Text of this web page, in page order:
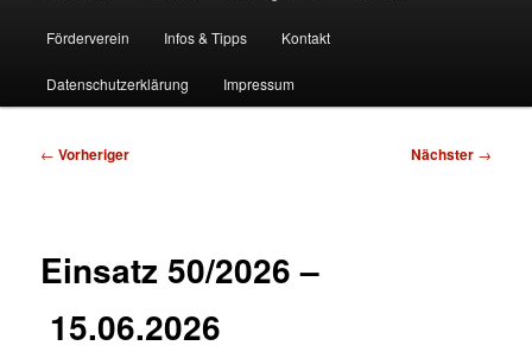
Förderverein Infos & Tipps Kontakt
Datenschutzerklärung Impressum
Beitragsnavigation
← Vorheriger Nächster →
Einsatz 50/2026 –
15.06.2026